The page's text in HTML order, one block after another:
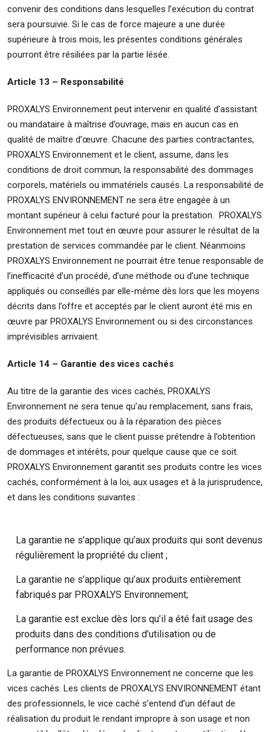
convenir des conditions dans lesquelles l’exécution du contrat
sera poursuivie. Si le cas de force majeure a une durée
supérieure à trois mois, les présentes conditions générales
pourront être résiliées par la partie lésée.
Article 13 – Responsabilité
PROXALYS Environnement peut intervenir en qualité d’assistant
ou mandataire à maîtrise d’ouvrage, mais en aucun cas en
qualité de maître d’œuvre. Chacune des parties contractantes,
PROXALYS Environnement et le client, assume, dans les
conditions de droit commun, la responsabilité des dommages
corporels, matériels ou immatériels causés. La responsabilité de
PROXALYS ENVIRONNEMENT ne sera être engagée à un
montant supérieur à celui facturé pour la prestation. PROXALYS
Environnement met tout en œuvre pour assurer le résultat de la
prestation de services commandée par le client. Néanmoins
PROXALYS Environnement ne pourrait être tenue responsable de
l’inefficacité d’un procédé, d’une méthode ou d’une technique
appliqués ou conseillés par elle-même dès lors que les moyens
décrits dans l’offre et acceptés par le client auront été mis en
œuvre par PROXALYS Environnement ou si des circonstances
imprévisibles arrivaient.
Article 14 – Garantie des vices cachés
Au titre de la garantie des vices cachés, PROXALYS
Environnement ne sera tenue qu’au remplacement, sans frais,
des produits défectueux ou à la réparation des pièces
défectueuses, sans que le client puisse prétendre à l’obtention
de dommages et intérêts, pour quelque cause que ce soit.
PROXALYS Environnement garantit ses produits contre les vices
cachés, conformément à la loi, aux usages et à la jurisprudence,
et dans les conditions suivantes :
La garantie ne s’applique qu’aux produits qui sont devenus
régulièrement la propriété du client ;
La garantie ne s’applique qu’aux produits entièrement
fabriqués par PROXALYS Environnement;
La garantie est exclue dès lors qu’il a été fait usage des
produits dans des conditions d’utilisation ou de
performance non prévues.
La garantie de PROXALYS Environnement ne concerne que les
vices cachés. Les clients de PROXALYS ENVIRONNEMENT étant
des professionnels, le vice caché s’entend d’un défaut de
réalisation du produit le rendant impropre à son usage et non